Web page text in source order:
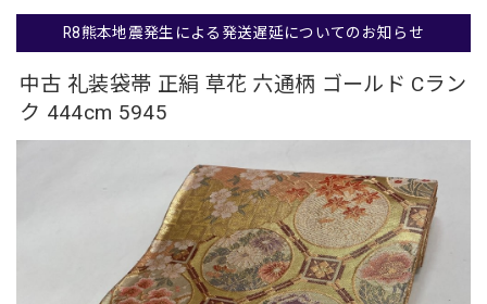
R8熊本地震発生による発送遅延についてのお知らせ
中古 礼装袋帯 正絹 草花 六通柄 ゴールド Cラン
ク 444cm 5945